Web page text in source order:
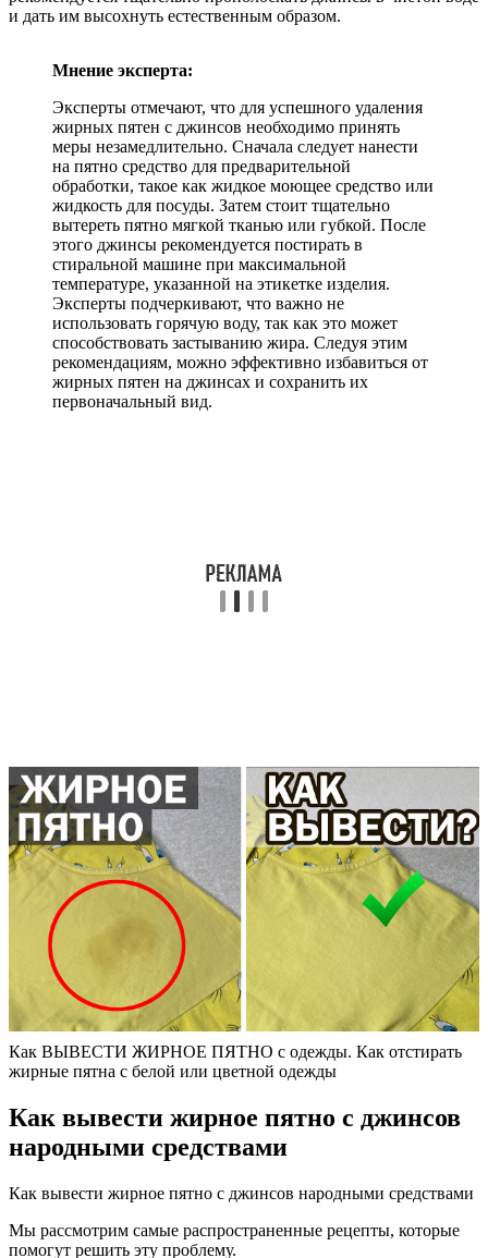
и дать им высохнуть естественным образом.
Мнение эксперта:
Эксперты отмечают, что для успешного удаления
жирных пятен с джинсов необходимо принять
меры незамедлительно. Сначала следует нанести
на пятно средство для предварительной
обработки, такое как жидкое моющее средство или
жидкость для посуды. Затем стоит тщательно
вытереть пятно мягкой тканью или губкой. После
этого джинсы рекомендуется постирать в
стиральной машине при максимальной
температуре, указанной на этикетке изделия.
Эксперты подчеркивают, что важно не
использовать горячую воду, так как это может
способствовать застыванию жира. Следуя этим
рекомендациям, можно эффективно избавиться от
жирных пятен на джинсах и сохранить их
первоначальный вид.
Как ВЫВЕСТИ ЖИРНОЕ ПЯТНО с одежды. Как отстирать
жирные пятна с белой или цветной одежды
Как вывести жирное пятно с джинсов
народными средствами
Как вывести жирное пятно с джинсов народными средствами
Мы рассмотрим самые распространенные рецепты, которые
помогут решить эту проблему.